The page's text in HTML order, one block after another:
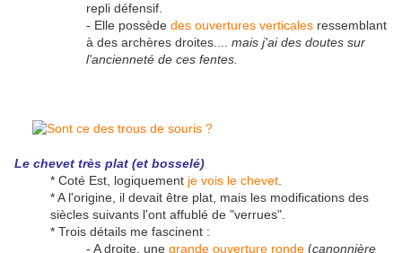
repli défensif.
- Elle possède des ouvertures verticales ressemblant
à des archères droites.... mais j'ai des doutes sur
l'ancienneté de ces fentes.
Le chevet très plat (et bosselé)
* Coté Est, logiquement je vois le chevet
* A l'origine, il devait être plat, mais les modifications des
siècles suivants l'ont affublé de "verrues".
* Trois détails me fascinent :
- A droite, une grande ouverture ronde (canonnière